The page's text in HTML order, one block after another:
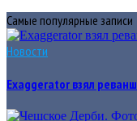
Самые популярные записи
Новости
Exaggerator взял реванш